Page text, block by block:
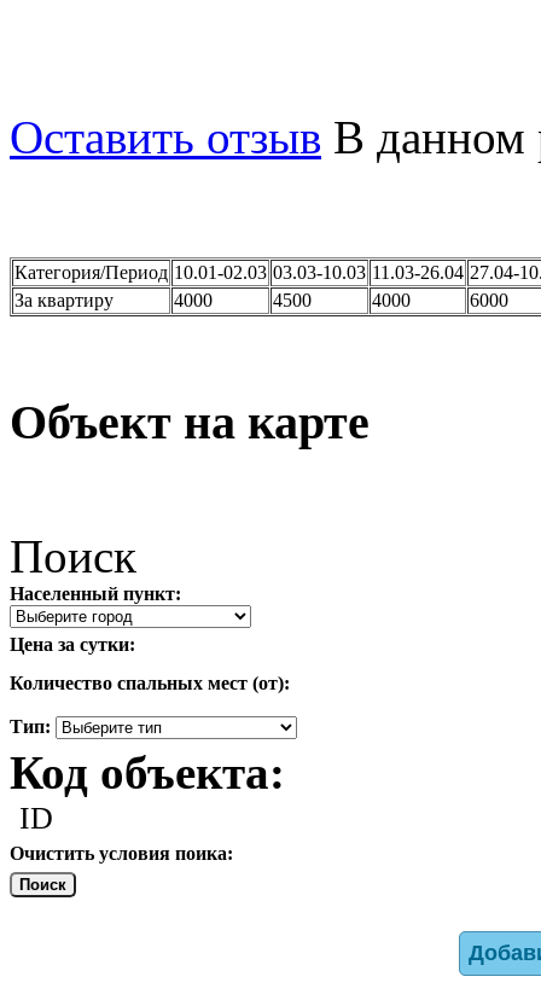
Оставить отзыв В данном
Категория/Период 10.01-02.03 03.03-10.03 11.03-26.04 27.04-
За квартиру
4000 4500 4000 6000
Объект на карте
Поиск
Населенный пункт:
Цена за сутки:
Количество спальных мест (от):
Тип:
Код объекта:
ID
Очистить условия поика:
Поиск